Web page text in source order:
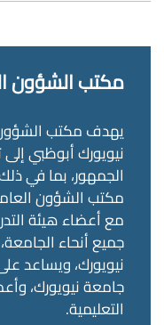
مكتب الشؤون
يهدف مكتب الشؤون
نيويورك أبوظبي إلى
الجمهور، بما في
مكتب الشؤون العامة
مع أعضاء هيئة
جميع أنحاء
نيويورك، ويساعد
جامعة نيويورك،
التعليمية.